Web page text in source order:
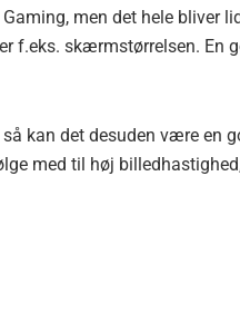
men det hele bliver
f.eks. skærmstørrelsen. En
kan det desuden være en
med til høj